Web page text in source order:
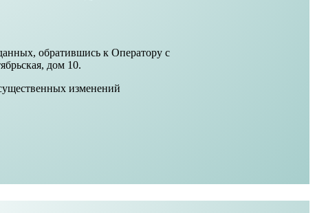
обратившись к Оператору с
дом 10.
изменений